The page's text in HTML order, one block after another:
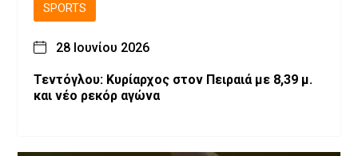
SPORTS
28 Ιουνίου 2026
Τεντόγλου: Κυρίαρχος στον Πειραιά με 8,39 μ.
και νέο ρεκόρ αγώνα